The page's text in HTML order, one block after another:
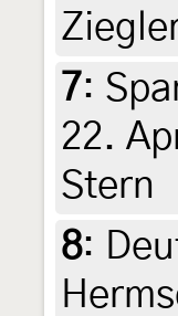
7:
22.
Stern
8: